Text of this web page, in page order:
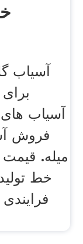
آسیاب
آسیاب
فروش
خط